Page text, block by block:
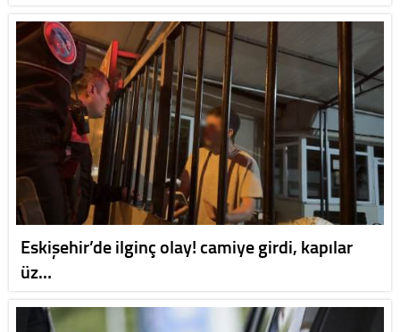
Eskişehir’de ilginç olay! camiye girdi, kapılar
üz…